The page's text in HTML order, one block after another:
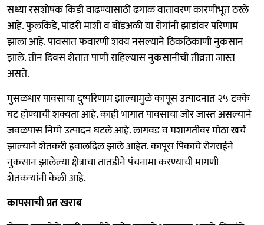
सध्या रसशोषक किडी वाढण्यासाठी ढगाळ वातावरण कारणीभूत ठरले
आहे. फुलकिडे, पांढरी माशी व बोंडअळी या रोगांनी झाडांवर परिणाम
झाला आहे. पावसात फवारणी शक्य नसल्याने ठिकठिकाणी नुकसान
झाले. तीन दिवस शेतात पाणी राहिल्यास नुकसानीची तीव्रता जास्त
असते.
मुसळधार पावसाचा दुष्परिणाम झाल्यामुळे कापूस उत्पादनात २५ टक्के
घट होण्याची शक्यता आहे. काही भागात पावसाचा जोर जास्त असल्याने
जवळपास निम्मे उत्पादन घटले आहे. लागवड व मशागतीवर मोठा खर्च
झाल्याने शेतकरी हवालदिल झाले आहेत. कापूस पिकाचे रोगराईने
नुकसान झालेल्या क्षेत्राचा तातडीने पंचनामा करण्याची मागणी
शेतकऱ्यांनी केली आहे.
कापसाची प्रत खराब